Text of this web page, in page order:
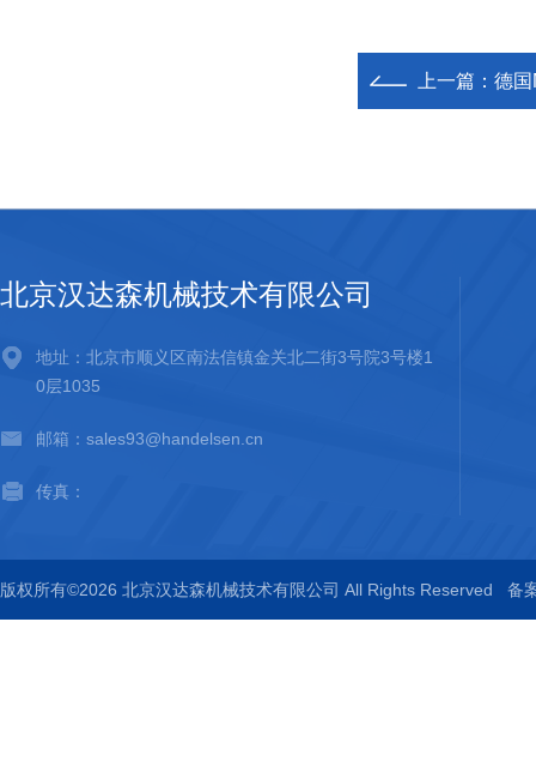
上一篇： 德
北京汉达森机械技术有限公司
地址：北京市顺义区南法信镇金关北二街3号院3号楼1
0层1035
邮箱：sales93@handelsen.cn
传真：
版权所有©2026 北京汉达森机械技术有限公司 All Rights Reserved 备